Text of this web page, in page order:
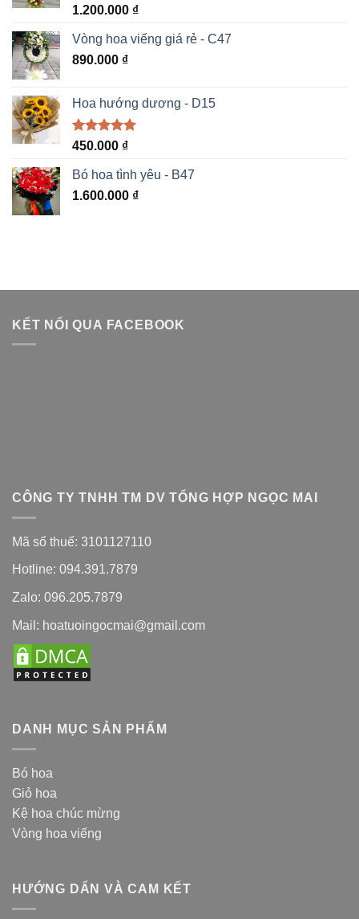
Được xếp
5 sao
1.200.000 ₫
Vòng hoa viếng giá rẻ - C47
890.000 ₫
Hoa hướng dương - D15
Được xếp
5 sao
450.000 ₫
Bó hoa tình yêu - B47
1.600.000 ₫
KẾT NỐI QUA FACEBOOK
CÔNG TY TNHH TM DV TỔNG HỢP NGỌC MAI
Mã số thuế: 3101127110
Hotline: 094.391.7879
Zalo: 096.205.7879
Mail: hoatuoingocmai@gmail.com
DANH MỤC SẢN PHẨM
Bó hoa
Giỏ hoa
Kệ hoa chúc mừng
Vòng hoa viếng
HƯỚNG DẨN VÀ CAM KẾT